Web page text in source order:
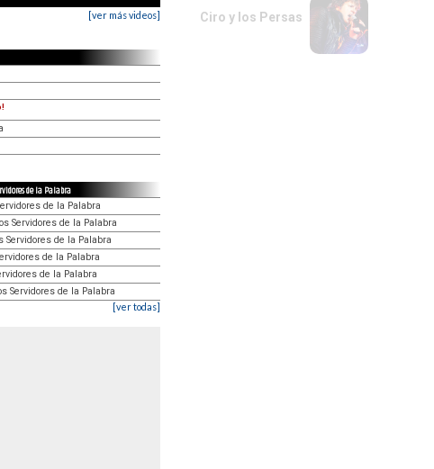
[ver más videos]
de la Palabra
de la Palabra
Servidores de la Palabra
Servidores de la Palabra
de la Palabra
de la Palabra
Servidores de la Palabra
[ver todas]
Ciro y los Persas